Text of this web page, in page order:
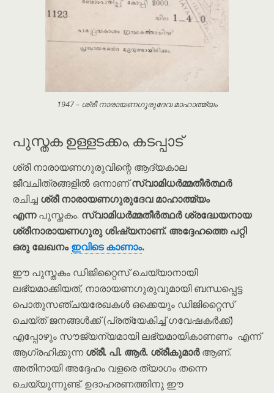
1947 – ശ്രീ നാരായണഗുരുദേവ മാഹാത്മ്യം
പുസ്തക ഉള്ളടക്കം, കടപ്പാട്
ശ്രീ നാരായണഗുരുവിന്റെ ആദ്യകാല
ജീവചിത്രങ്ങളിൽ ഒന്നാണ്സ്വാമിധർമ്മതീർത്ഥർ
രചിച്ച ശ്രീ നാരായണഗുരുദേവ മാഹാത്മ്യം
എന്നപുസ്തകം. സ്വാമിധർമ്മതീർത്ഥർ ശ്രദ്ധേയനായ
ശ്രീനാരായണഗുരു ശിഷ്യനാണ്. അദ്ദേഹത്തെ പറ്റി
ഒരു ലേഖനംഇവിടെ കാണാം.
ഈ പുസ്തകം ഡിജിറ്റൈസ് ചെയ്യാനായി
ലഭ്യമാക്കിയത്, നാരായണഗുരുവുമായി ബന്ധപ്പെട്ട
പൊതുസഞ്ചയരേഖകൾ ഒക്കെയും ഡിജിറ്റൈസ്
ചെയ്ത് ജനങ്ങൾക്ക് (പ്രത്യേകിച്ച് ഗവേഷകർക്ക്)
എപ്പോഴും സൗജ്യന്യമായി ലഭ്യമായികാണണം എന്ന്
ആഗ്രഹിക്കുന്നശ്രീ. പി. ആർ. ശ്രീകുമാർആണ്.
അതിനായി അദ്ദേഹം വളരെ ത്യാഗം തന്നെ
ചെയ്യുന്നുണ്ട്. ഉദാഹരണത്തിനു ഈ